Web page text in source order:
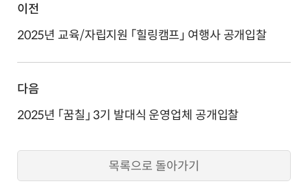
이전
2025년 교육/자립지원 「힐링캠프」 여행사 공개입찰
다음
2025년 「꿈칠」 3기 발대식 운영업체 공개입찰
목록으로 돌아가기